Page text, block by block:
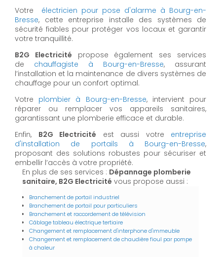
Votre électricien pour pose d'alarme à Bourg-en-
Bresse, cette entreprise installe des systèmes de
sécurité fiables pour protéger vos locaux et garantir
votre tranquillité.
B2G Electricité propose également ses services
de chauffagiste à Bourg-en-Bresse, assurant
l’installation et la maintenance de divers systèmes de
chauffage pour un confort optimal.
Votre plombier à Bourg-en-Bresse, intervient pour
réparer ou remplacer vos appareils sanitaires,
garantissant une plomberie efficace et durable.
Enfin, B2G Electricité est aussi votre entreprise
d'installation de portails à Bourg-en-Bresse,
proposant des solutions robustes pour sécuriser et
embellir l’accès à votre propriété.
En plus de ses services : Dépannage plomberie
sanitaire, B2G Electricité vous propose aussi :
Branchement de portail industriel
Branchement de portail pour particuliers
Branchement et raccordement de télévision
Câblage tableau électrique tertiaire
Changement et remplacement d'interphone d'immeuble
Changement et remplacement de chaudière fioul par pompe
à chaleur